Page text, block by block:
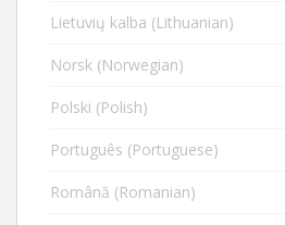
Lietuvių kalba (Lithuanian)
Norsk (Norwegian)
Polski (Polish)
Português (Portuguese)
Română (Romanian)